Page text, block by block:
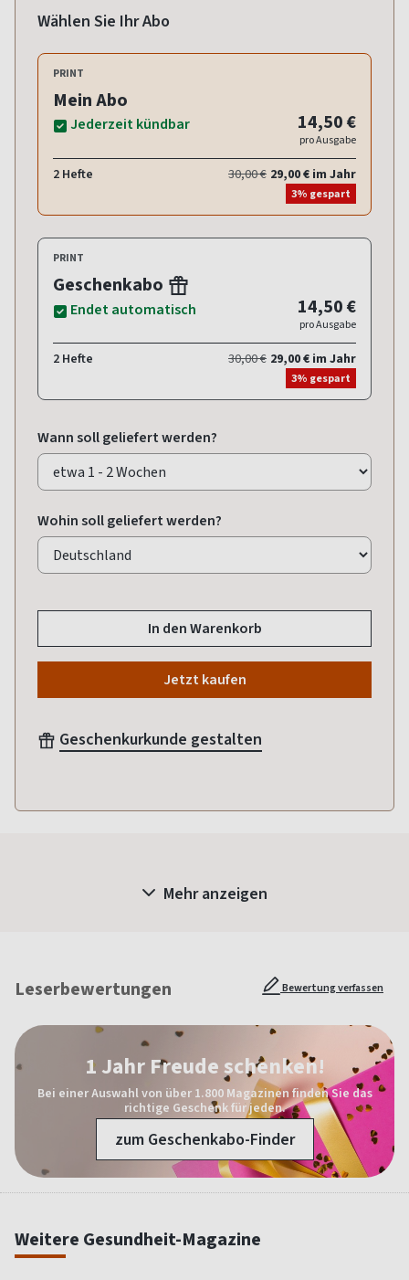
Wählen Sie Ihr Abo
PRINT
Mein Abo
Jederzeit kündbar 14,50 €
pro Ausgabe
2 Hefte 30,00 € 29,00 € im Jahr
3% gespart
PRINT
Geschenkabo
Endet automatisch 14,50 €
pro Ausgabe
2 Hefte 30,00 € 29,00 € im Jahr
3% gespart
Wann soll geliefert werden?
Wohin soll geliefert werden?
In den Warenkorb
Jetzt kaufen
Geschenkurkunde gestalten
Mehr anzeigen
Leserbewertungen Bewertung verfassen
1 Jahr Freude schenken!
Bei einer Auswahl von über 1.800 Magazinen finden Sie das
richtige Geschenk für jeden.
zum Geschenkabo-Finder
Weitere Gesundheit-Magazine